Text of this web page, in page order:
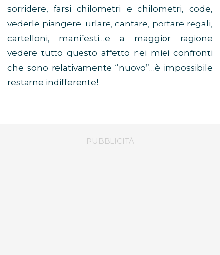
sorridere, farsi chilometri e chilometri, code,
vederle piangere, urlare, cantare, portare regali,
cartelloni, manifesti…e a maggior ragione
vedere tutto questo affetto nei miei confronti
che sono relativamente “nuovo”…è impossibile
restarne indifferente!